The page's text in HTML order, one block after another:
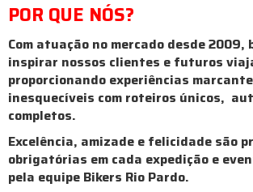
POR QUE NÓS?
Com atuação no mercado desde 2009,
inspirar nossos clientes e futuros
proporcionando experiências
inesquecíveis com roteiros únicos,
completos.
Excelência, amizade e felicidade são
obrigatórias em cada expedição e
pela equipe Bikers Rio Pardo.